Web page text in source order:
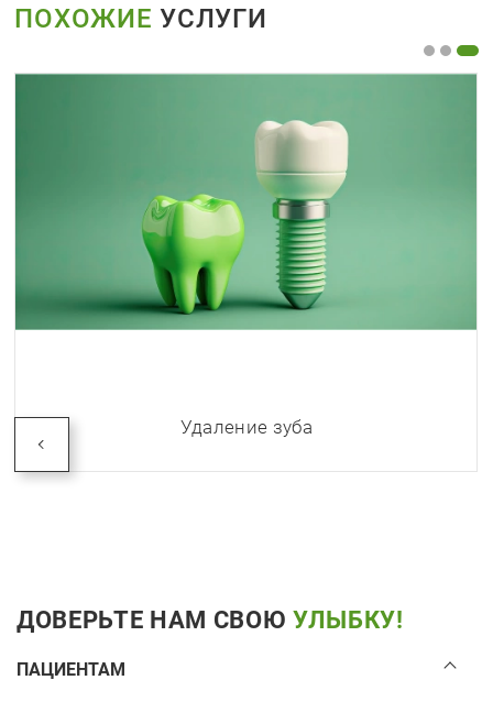
ПОХОЖИЕ УСЛУГИ
Удаление зуба
ДОВЕРЬТЕ НАМ СВОЮ УЛЫБКУ!
ПАЦИЕНТАМ